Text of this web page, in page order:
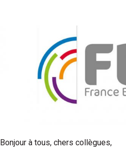
Bonjour à tous, chers collègues,